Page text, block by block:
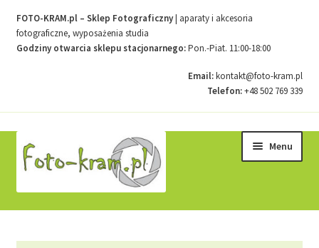
FOTO-KRAM.pl – Sklep Fotograficzny| aparaty i akcesoria
fotograficzne, wyposażenia studia
Godziny otwarcia sklepu stacjonarnego:Pon.-Piat. 11:00-18:00
Email:kontakt@foto-kram.pl
Telefon:+48 502 769 339
do
nawigacji
do
treści
Menu